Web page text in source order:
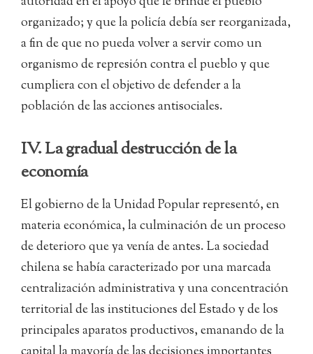
organizado; y que la policía debía ser reorganizada,
a fin de que no pueda volver a servir como un
organismo de represión contra el pueblo y que
cumpliera con el objetivo de defender a la
población de las acciones antisociales.
IV. La gradual destrucción de la
economía
El gobierno de la Unidad Popular representó, en
materia económica, la culminación de un proceso
de deterioro que ya venía de antes. La sociedad
chilena se había caracterizado por una marcada
centralización administrativa y una concentración
territorial de las instituciones del Estado y de los
principales aparatos productivos, emanando de la